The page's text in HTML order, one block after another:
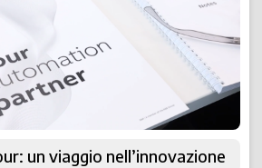
un viaggio nell’innovazione